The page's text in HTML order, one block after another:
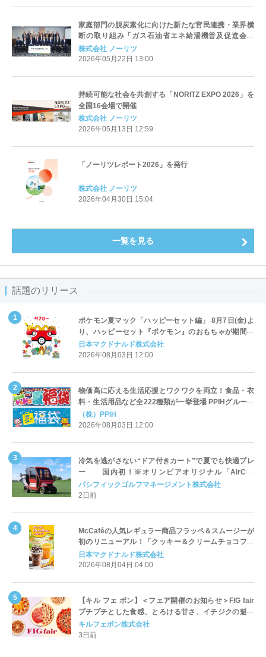
家庭部門の脱炭素化に向けた新たな官民連携・業界横
断の取り組み「ガス石油省エネ給湯機普及促進会議
（スマいる給湯プロジェクト）」設立
株式会社 ノーリツ
2026年05月22日 13:00
持続可能な社会を共創する「NORITZ EXPO 2026」を
全国16会場で開催
株式会社 ノーリツ
2026年05月13日 12:59
「ノーリツレポート2026」を発行
株式会社 ノーリツ
2026年04月30日 15:04
一覧を見る
話題のリリース
ポケモン夏マック「ハッピーセット編」 8月7日(金)よ
り、ハッピーセット『ポケモン』のおもちゃが期間限
定登場
日本マクドナルド株式会社
2026年08月03日 12:00
物価高に応える生活応援とワクワクを両立！食品・衣
料・生活用品など全222種類が一挙登場 PPIHグループ
「夏福袋」＆セール 8月6日(木)より順次スタート
（株）PPIH
2026年08月03日 12:00
冷気を逃がさない“ドア付きカート”で夏でも快適プレ
ー 国内初！※オリンピアオリジナル「AirCon
Cart（エアコンカート）」導入 | ＰＧＭ
パシフィックゴルフマネージメント株式会社
2日前
McCaféの人気レギュラー商品フラッペ＆スムージーが
初のリニューアル！「クッキー＆クリームチョコフラ
ッペ」「マンゴースムージー」8月5日（水）から販売
開始
日本マクドナルド株式会社
2026年08月04日 04:00
【キル フェ ボン】＜フェア開催のお知らせ＞FIG fair
プチプチとした食感、とろける甘さ、イチジクの魅力
をたっぷりと。新作を含め、イチジク尽くしの全4種が
登場8月20日（木）スタート
キルフェボン株式会社
3日前